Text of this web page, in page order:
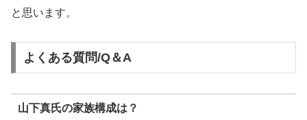
と思います。
よくある質問/Q＆A
山下真氏の家族構成は？